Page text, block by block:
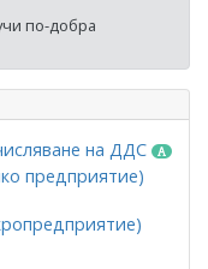
по-добра
на ДДС
предприятие)